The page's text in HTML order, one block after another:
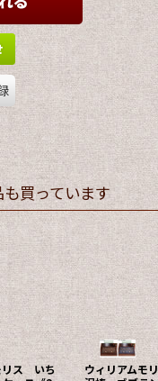
買っています
】 モリス
【特価